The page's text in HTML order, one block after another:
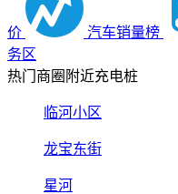
价 汽车销量榜
务区
热门商圈附近充电桩
临河小区
龙宝东街
星河